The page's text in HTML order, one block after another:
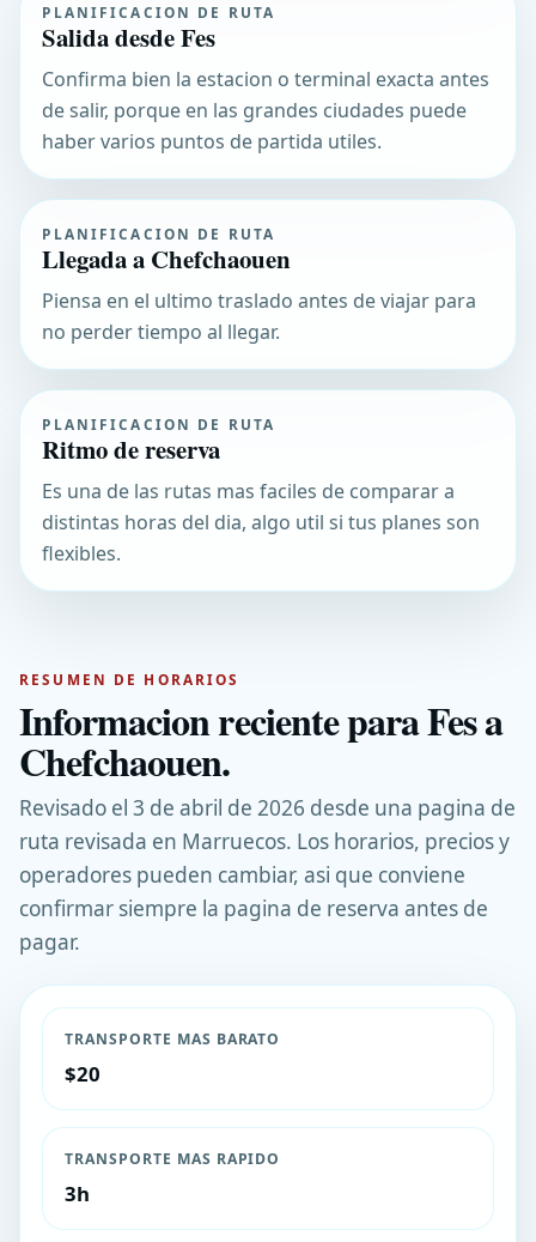
PLANIFICACION DE RUTA
Salida desde Fes
Confirma bien la estacion o terminal exacta antes
de salir, porque en las grandes ciudades puede
haber varios puntos de partida utiles.
PLANIFICACION DE RUTA
Llegada a Chefchaouen
Piensa en el ultimo traslado antes de viajar para
no perder tiempo al llegar.
PLANIFICACION DE RUTA
Ritmo de reserva
Es una de las rutas mas faciles de comparar a
distintas horas del dia, algo util si tus planes son
flexibles.
RESUMEN DE HORARIOS
Informacion reciente para Fes a
Chefchaouen.
Revisado el 3 de abril de 2026 desde una pagina de
ruta revisada en Marruecos. Los horarios, precios y
operadores pueden cambiar, asi que conviene
confirmar siempre la pagina de reserva antes de
pagar.
TRANSPORTE MAS BARATO
$20
TRANSPORTE MAS RAPIDO
3h